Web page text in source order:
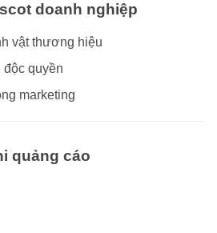
doanh nghiệp
vật thương hiệu
độc quyền
marketing
quảng cáo